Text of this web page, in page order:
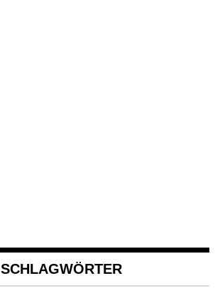
SCHLAGWÖRTER